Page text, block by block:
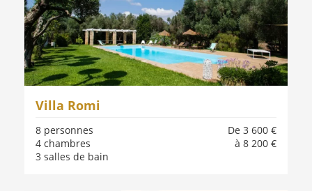
Villa Romi
De 3 600 €
à 8 200 €
8 personnes
4 chambres
3 salles de bain